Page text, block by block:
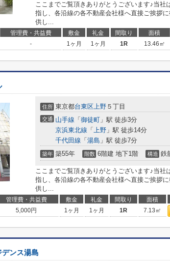
ここまでご覧頂きありがとうございます♪当社
指し、各沿線の各不動産会社様へ直接ご挨拶
供し...
管理費・共益費 敷金 礼金 間取り 面積
- 1ヶ月 1ヶ月 1R 13.46㎡
住所 東京都台東区上野 ５丁目
交通 山手線 「 御徒町 」駅 徒歩3分
京浜東北線 「 上野 」駅 徒歩14分
千代田線 「 湯島 」駅 徒歩7分
築年 築55年 階数 6階建 地下1階 構造 鉄
ここまでご覧頂きありがとうございます♪当社
指し、各沿線の各不動産会社様へ直接ご挨拶
供し...
管理費・共益費 敷金 礼金 間取り 面積
5,000円 1ヶ月 1ヶ月 1R 7.13㎡
ンス湯島